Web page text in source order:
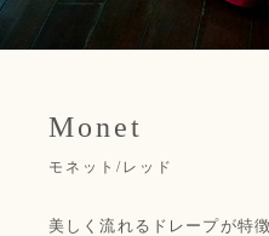
Monet
モネット/レッド
美しく流れるドレープが特